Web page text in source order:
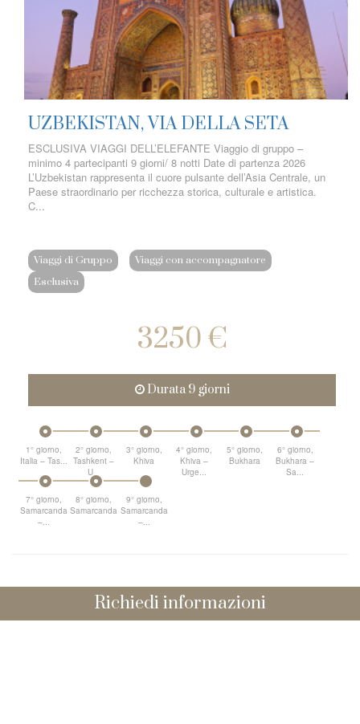
UZBEKISTAN, VIA DELLA SETA
ESCLUSIVA VIAGGI DELL’ELEFANTE Viaggio di gruppo –
minimo 4 partecipanti 9 giorni/ 8 notti Date di partenza 2026
L’Uzbekistan rappresenta il cuore pulsante dell’Asia Centrale, un
Paese straordinario per ricchezza storica, culturale e artistica.
C...
Viaggi di Gruppo
Viaggi con accompagnatore
Esclusiva
3250 €
Durata 9 giorni
1° giorno,
Italia – Tas...
2° giorno,
Tashkent –
U...
3° giorno,
Khiva
4° giorno,
Khiva –
Urge...
5° giorno,
Bukhara
6° giorno,
Bukhara –
Sa...
7° giorno,
Samarcanda
–...
8° giorno,
Samarcanda
9° giorno,
Samarcanda
–...
Richiedi informazioni